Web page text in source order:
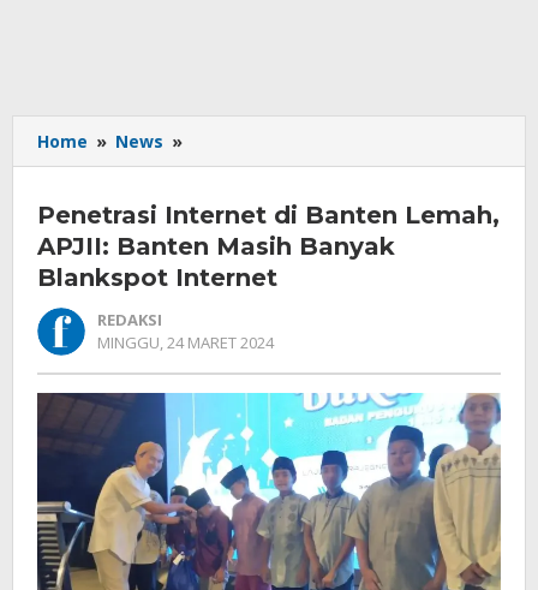
Home » News »
Internet
Banten
Lemah,
APJII:
Banten
Banyak
Blankspot
Internet
Penetrasi Internet di Banten Lemah,
APJII: Banten Masih Banyak
Blankspot Internet
REDAKSI
MINGGU, 24 MARET 2024